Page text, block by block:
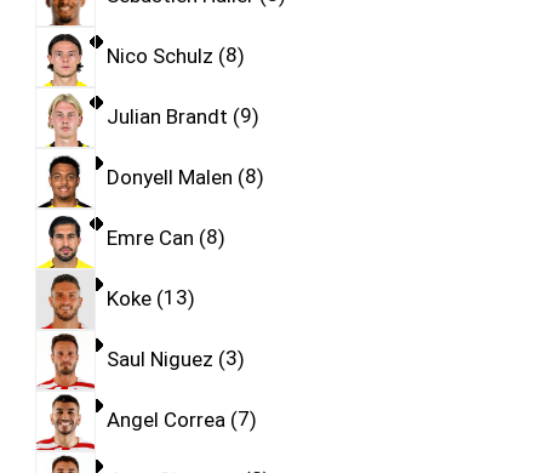
Nico Schulz 8
Julian Brandt 9
Donyell Malen 8
Emre Can 8
Koke 13
Saul Niguez 3
Angel Correa 7